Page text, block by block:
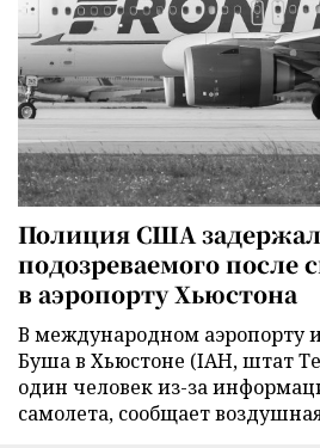
Полиция США
подозреваемого после
в аэропорту Хьюстона
В международном
Буша в Хьюстоне (IAH, штат
один человек из-за
самолета, сообщает